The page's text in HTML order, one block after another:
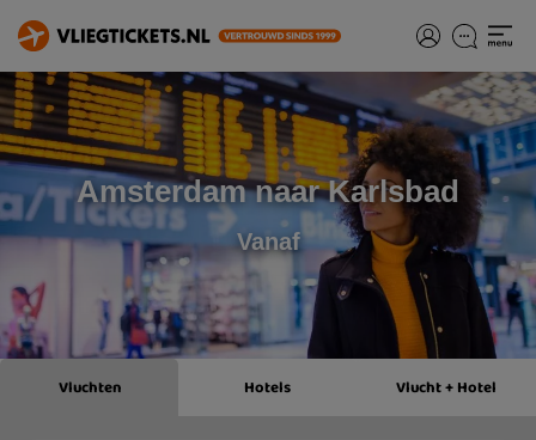
Amsterdam naar Karlsbad
Vanaf